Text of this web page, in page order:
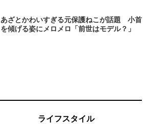
あざとかわいすぎる元保護ねこが話題 小首
を傾げる姿にメロメロ「前世はモデル？」
ライフスタイル